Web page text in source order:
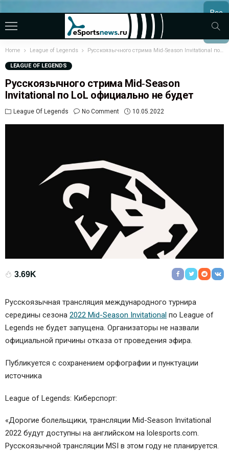
Все
МАТЧИ
Home League of Legends Русскоязычного стрима Mid‑Season Invitational по LoL официально не будет
LEAGUE OF LEGENDS
Русскоязычного стрима Mid‑Season
Invitational по LoL официально не будет
League Of Legends No Comment 10.05.2022
3.69K
Русскоязычная трансляция международного турнира
середины сезона 2022 Mid-Season Invitational по League of
Legends не будет запущена. Организаторы не назвали
официальной причины отказа от проведения эфира.
Публикуется с сохранением орфографии и пунктуации
источника
League of Legends: Киберспорт:
«Дорогие болельщики, трансляции Mid-Season Invitational
2022 будут доступны на английском на lolesports.com.
Русскоязычной трансляции MSI в этом году не планируется.